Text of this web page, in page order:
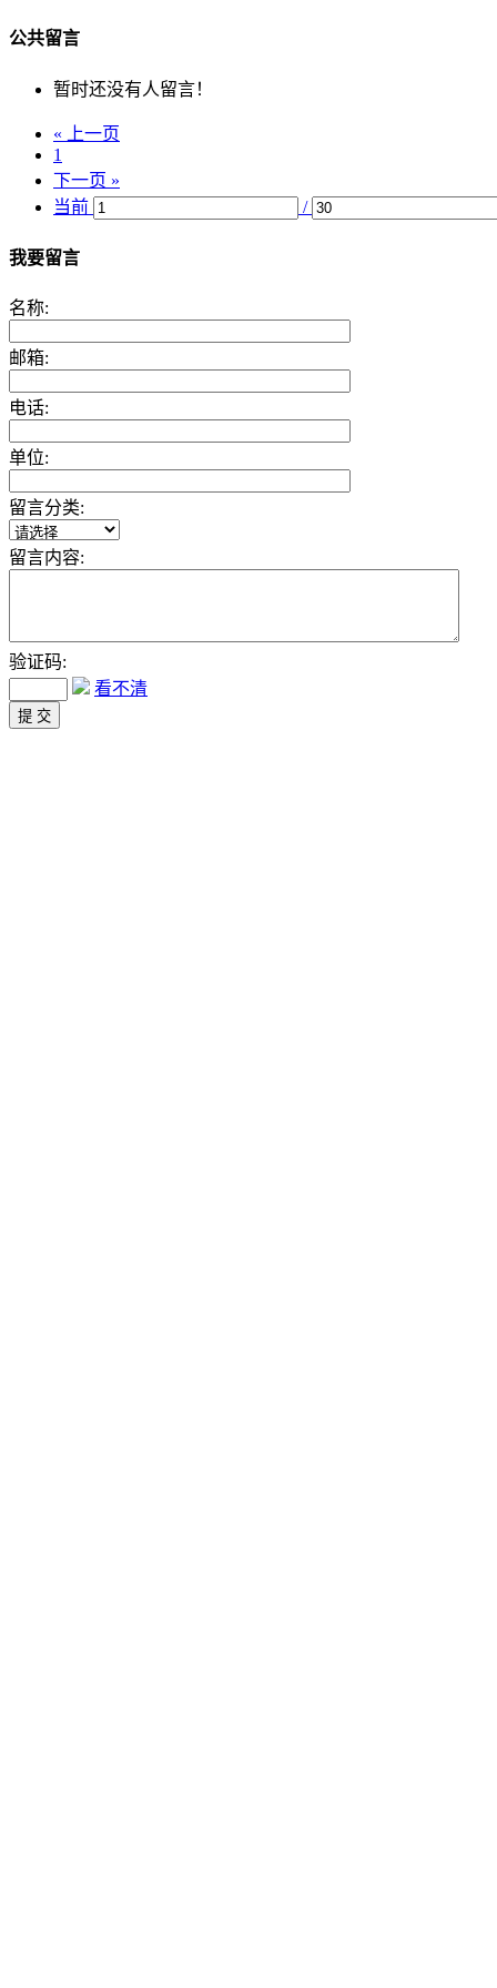
公共留言
暂时还没有人留言！
« 上一页
1
下一页 »
当前
/
我要留言
名称:
邮箱:
电话:
单位:
留言分类:
留言内容:
验证码:
看不清